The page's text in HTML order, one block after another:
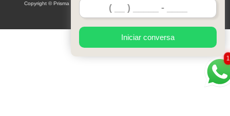
1
Iniciar conversa
Copyright © Prisma Comunicação visual e eventos (Lei 9610 de 19/02/1998)